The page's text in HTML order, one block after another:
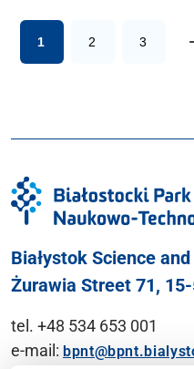
1 2 3
Białystok Science
Żurawia Street 71,
tel. +48 534 653 001
e-mail: